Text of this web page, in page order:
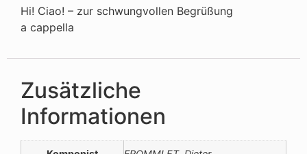
Hi! Ciao! – zur schwungvollen Begrüßung
a cappella
Zusätzliche
Informationen